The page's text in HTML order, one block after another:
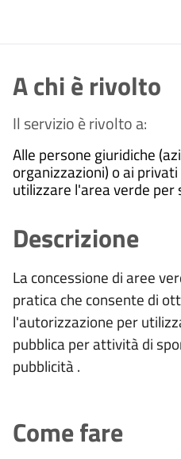
A chi è rivolto
Il servizio è rivolto a:
Alle persone giuridiche
organizzazioni) o ai
utilizzare l'area verde per
Descrizione
La concessione di aree
pratica che consente di
l'autorizzazione per
pubblica per attività di
pubblicità .
Come fare